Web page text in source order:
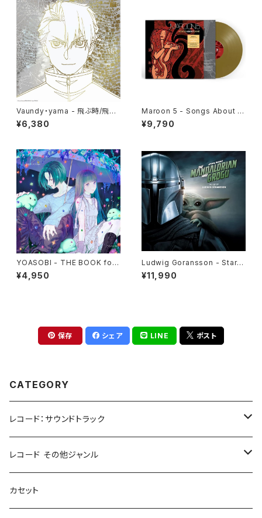
Vaundy・yama - 飛ぶ時/飛ぼ
うよ(12")
¥6,380
Maroon 5 - Songs About J
ane[Gold Vinyl](LP)
¥9,790
YOASOBI - THE BOOK for,
(2LP)
¥4,950
Ludwig Goransson - Star
Wars: The Mandalorian an
d Grogu[Die-Cut Picture Di
¥11,990
保存 シェア LINE ポスト
CATEGORY
レコード：サウンドトラック
ホラー/スリラー
SF
レコード その他ジャンル
Rock & Pop
カセット